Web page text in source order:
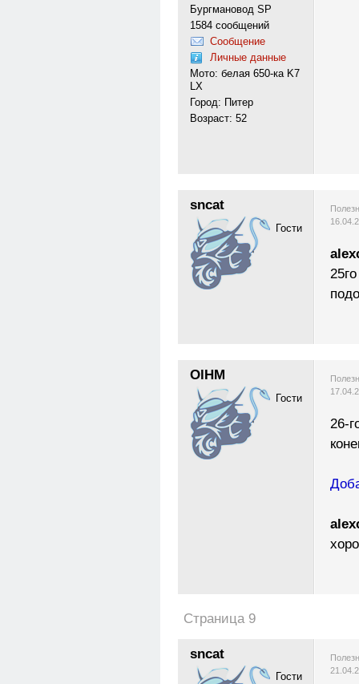
Бургмановод SP
1584 сообщений
Сообщение
Личные данные
Мото: белая 650-ка K7
LX
Город: Питер
Возраст: 52
sncat
Гости
OlHM
Гости
26-
Страница 9
sncat
Гости